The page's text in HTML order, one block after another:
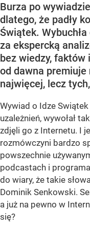
Burza po
dlatego, że padły
Świątek.
za ekspercką
bez wiedzy,
od dawna
najwięcej, lecz
Wywiad o Idze Swiątek
uzależnień, wywołał
zdjęli go z Internetu. I
rozmówczyni bardzo
powszechnie
podcastach i
do wiary, że takie
Dominik Senkowski.
a już na pewno w
się?